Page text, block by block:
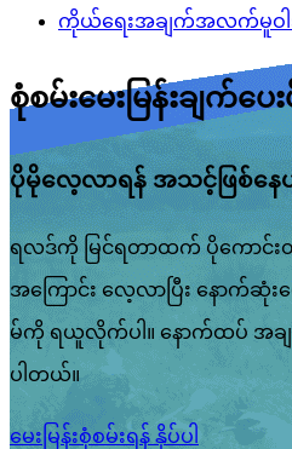
ကိုယ်ရေးအချက်အလက်မူဝါ
စုံစမ်းမေးမြန်းချက်ပေး
ပိုမိုလေ့လာရန် အသင့်ဖြစ်နေပ
ရလဒ်ကို မြင်ရတာထက် ပိုကောင်းတ
အကြောင်း လေ့လာပြီး နောက်
မ်ကို ရယူလိုက်ပါ။ နောက်ထပ် အခ
ပါတယ်။
မေးမြန်းစုံစမ်းရန် နှိပ်ပါ